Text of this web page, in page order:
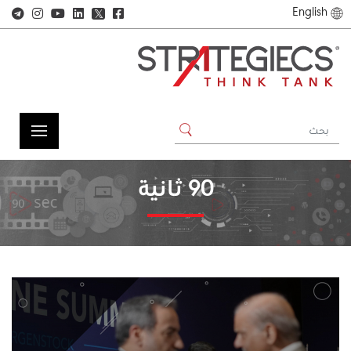
English
𝕏
90 ثانية